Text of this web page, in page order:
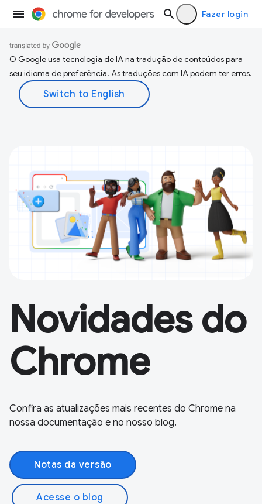
Fazer login
O Google usa tecnologia de IA na tradução de conteúdos para
seu idioma de preferência. As traduções com IA podem ter erros.
Novidades do
Chrome
Confira as atualizações mais recentes do Chrome na
nossa documentação e no nosso blog.
Notas da versão
Acesse o blog